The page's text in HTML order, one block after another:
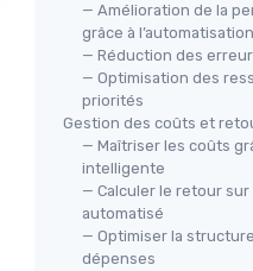
— Amélioration de la
grâce à l’automatisation
— Réduction des
— Optimisation des
priorités
Gestion des coûts et
— Maîtriser les coûts
intelligente
— Calculer le retour
automatisé
— Optimiser la
dépenses